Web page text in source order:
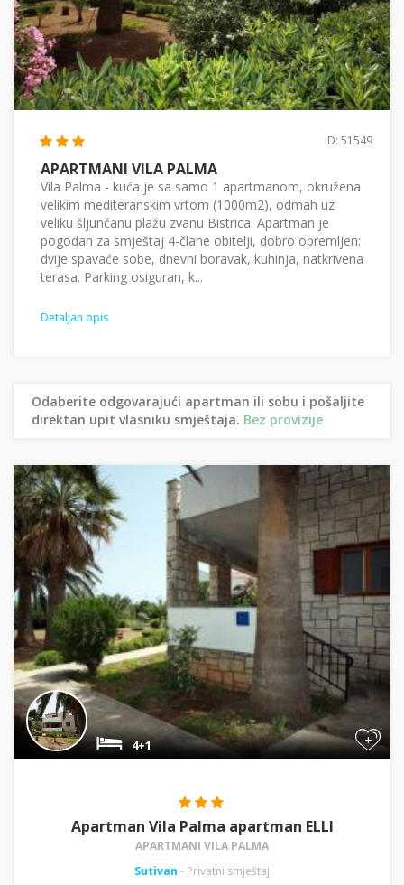
ID: 51549
APARTMANI VILA PALMA
Vila Palma - kuća je sa samo 1 apartmanom, okružena
velikim mediteranskim vrtom (1000m2), odmah uz
veliku šljunčanu plažu zvanu Bistrica. Apartman je
pogodan za smještaj 4-člane obitelji, dobro opremljen:
dvije spavaće sobe, dnevni boravak, kuhinja, natkrivena
terasa. Parking osiguran, k...
Detaljan opis
Odaberite odgovarajući apartman ili sobu i pošaljite
direktan upit vlasniku smještaja. Bez provizije
+
4+1
Apartman Vila Palma apartman ELLI
APARTMANI VILA PALMA
Sutivan - Privatni smještaj